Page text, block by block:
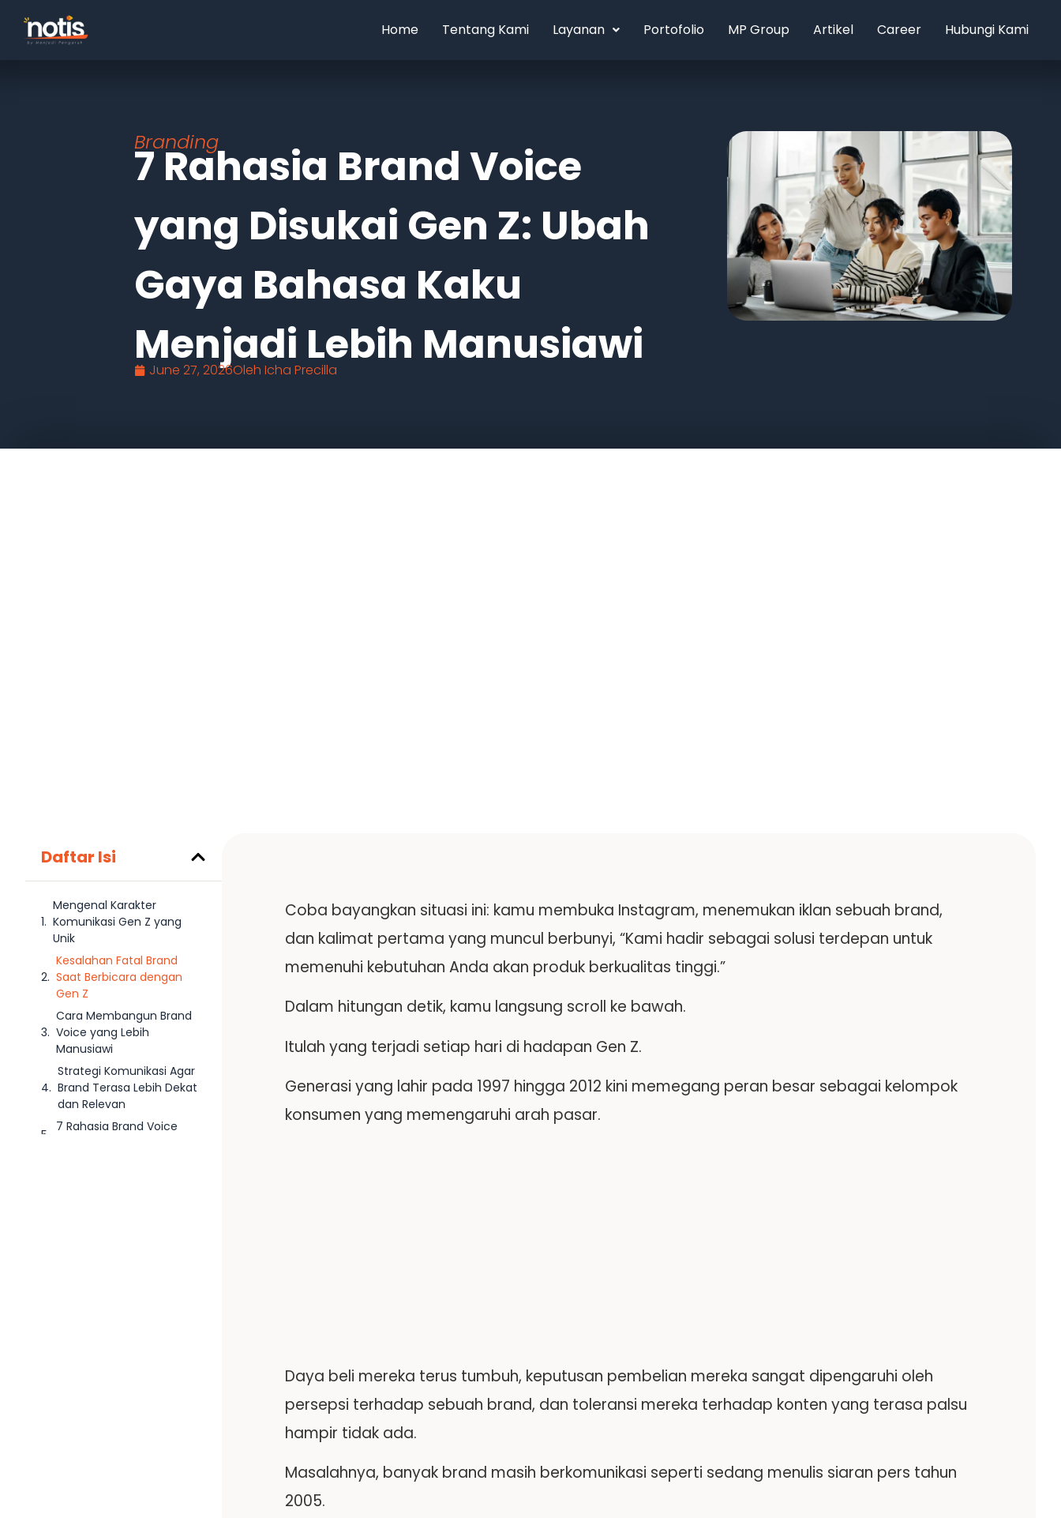
Home Tentang Kami Layanan Portofolio MP Group Artikel Career Hubungi Kami
Branding
7 Rahasia Brand Voice
yang Disukai Gen Z: Ubah
Gaya Bahasa Kaku
Menjadi Lebih Manusiawi
June 27, 2026Oleh Icha Precilla
Daftar Isi
Mengenal Karakter
Komunikasi Gen Z yang
Unik
Kesalahan Fatal Brand
Saat Berbicara dengan
Gen Z
Cara Membangun Brand
Voice yang Lebih
Manusiawi
Strategi Komunikasi Agar
Brand Terasa Lebih Dekat
dan Relevan
7 Rahasia Brand Voice
Coba bayangkan situasi ini: kamu membuka Instagram, menemukan iklan sebuah brand,
dan kalimat pertama yang muncul berbunyi, “Kami hadir sebagai solusi terdepan untuk
memenuhi kebutuhan Anda akan produk berkualitas tinggi.”
Dalam hitungan detik, kamu langsung scroll ke bawah.
Itulah yang terjadi setiap hari di hadapan Gen Z.
Generasi yang lahir pada 1997 hingga 2012 kini memegang peran besar sebagai kelompok
konsumen yang memengaruhi arah pasar.
Daya beli mereka terus tumbuh, keputusan pembelian mereka sangat dipengaruhi oleh
persepsi terhadap sebuah brand, dan toleransi mereka terhadap konten yang terasa palsu
hampir tidak ada.
Masalahnya, banyak brand masih berkomunikasi seperti sedang menulis siaran pers tahun
2005.